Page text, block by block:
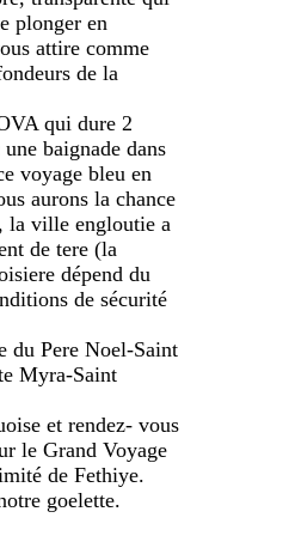
plonger en
attire comme
de la
qui dure 2
baignade dans
voyage bleu en
aurons la chance
la ville engloutie a
de tere (la
dépend du
de sécurité
du Pere Noel-Saint
Myra-Saint
et rendez- vous
le Grand Voyage
de Fethiye.
goelette.